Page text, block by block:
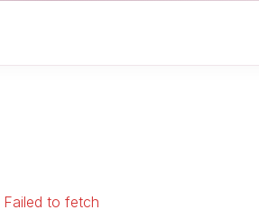
Failed to fetch